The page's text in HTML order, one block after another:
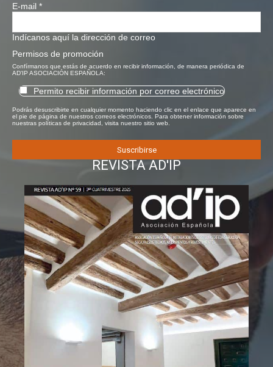
E-mail *
Indícanos aquí la dirección de correo
Permisos de promoción
Confírmanos que estás de acuerdo en recibir información, de manera periódica de
AD'IP ASOCIACIÓN ESPAÑOLA:
Permito recibir información por correo electrónico
Podrás desuscribirte en cualquier momento haciendo clic en el enlace que aparece en
el pie de página de nuestros correos electrónicos. Para obtener información sobre
nuestras políticas de privacidad, visita nuestro sitio web.
REVISTA AD'IP